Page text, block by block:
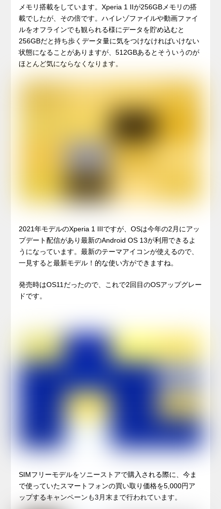
メモリ搭載をしています。Xperia 1 IIが256GBメモリの搭
載でしたが、その倍です。ハイレゾファイルや動画ファイ
ルをオフラインでも観られる様にデータを貯め込むと
256GBだと持ち歩くデータ量に気をつけなければいけない
状態になることがありますが、512GBあるとそういうのが
ほとんど気にならなくなります。
2021年モデルのXperia 1 IIIですが、OSは今年の2月にアッ
プデート配信があり最新のAndroid OS 13が利用できるよ
うになっています。最新のテーマアイコンが使えるので、
一見すると最新モデル！的な使い方ができますね。
発売時はOS11だったので、これで2回目のOSアップグレー
ドです。
SIMフリーモデルをソニーストアで購入される際に、今ま
で使っていたスマートフォンの買い取り価格を5,000円ア
ップするキャンペーンも3月末まで行われています。